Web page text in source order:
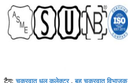
टैग:चक्रवात धूल कलेक्टर,बहु चक्रवात विभाजक